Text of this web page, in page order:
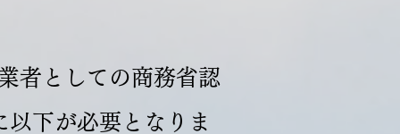
者としての商務省認
下が必要となりま